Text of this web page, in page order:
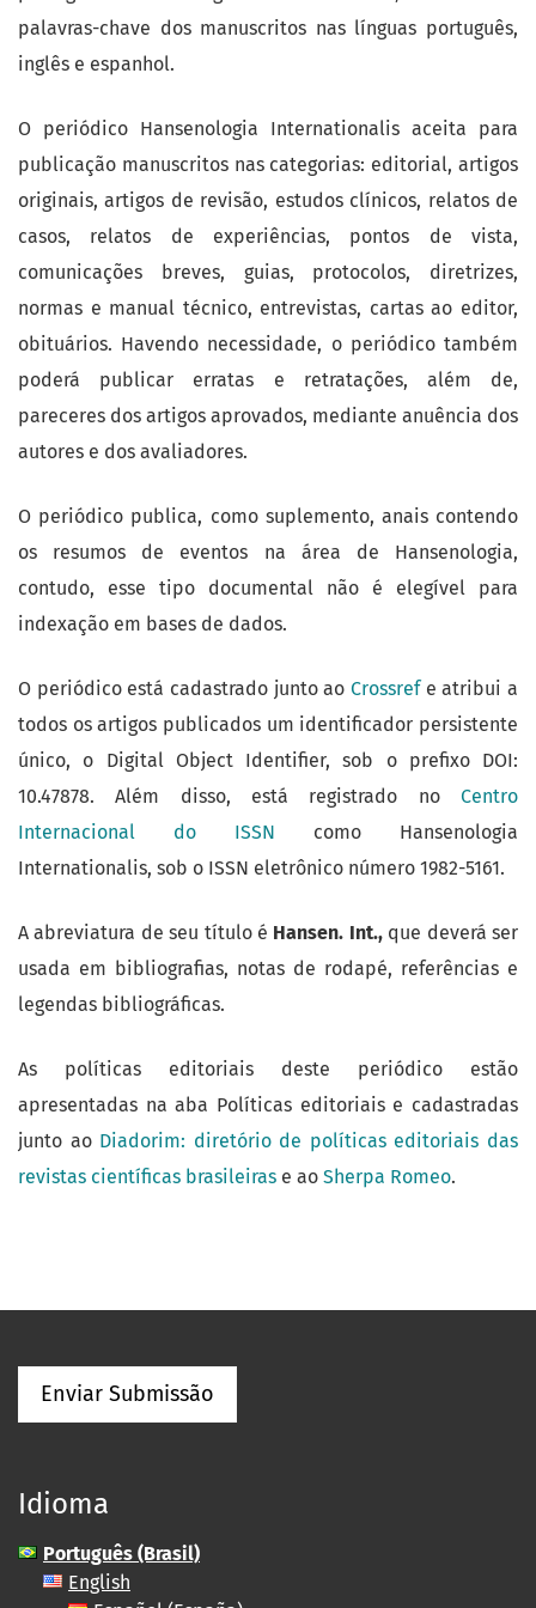
palavras-chave dos manuscritos nas línguas português,
inglês e espanhol.
O periódico Hansenologia Internationalis aceita para
publicação manuscritos nas categorias: editorial, artigos
originais, artigos de revisão, estudos clínicos, relatos de
casos, relatos de experiências, pontos de vista,
comunicações breves, guias, protocolos, diretrizes,
normas e manual técnico, entrevistas, cartas ao editor,
obituários. Havendo necessidade, o periódico também
poderá publicar erratas e retratações, além de,
pareceres dos artigos aprovados, mediante anuência dos
autores e dos avaliadores.
O periódico publica, como suplemento, anais contendo
os resumos de eventos na área de Hansenologia,
contudo, esse tipo documental não é elegível para
indexação em bases de dados.
O periódico está cadastrado junto ao Crossrefe atribui a
todos os artigos publicados um identificador persistente
único, o Digital Object Identifier, sob o prefixo DOI:
10.47878. Além disso, está registrado no Centro
Internacional do ISSN como Hansenologia
Internationalis, sob o ISSN eletrônico número 1982-5161.
A abreviatura de seu título é Hansen. Int., que deverá ser
usada em bibliografias, notas de rodapé, referências e
legendas bibliográficas.
As políticas editoriais deste periódico estão
apresentadas na aba Políticas editoriais e cadastradas
junto ao Diadorim: diretório de políticas editoriais das
revistas científicas brasileiras e ao Sherpa Romeo.
Enviar Submissão
Idioma
Português (Brasil)
English